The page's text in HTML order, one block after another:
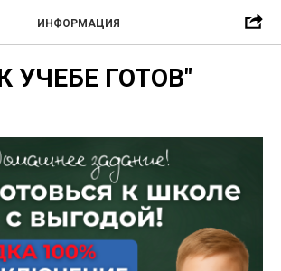
ИНФОРМАЦИЯ
УЧЕБЕ ГОТОВ"